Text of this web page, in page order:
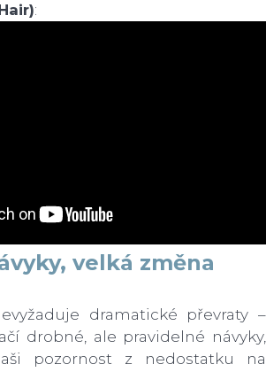
:
velká změna
dramatické převraty –
drobné, ale pravidelné návyky,
pozornost z nedostatku na